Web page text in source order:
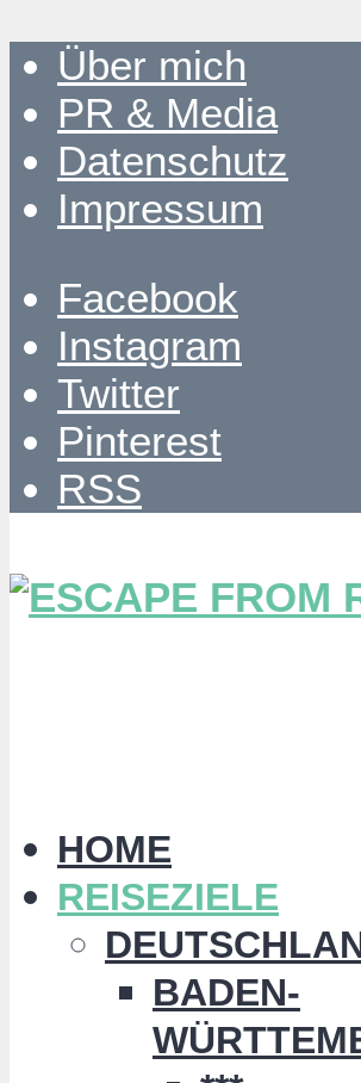
Über mich
PR & Media
Datenschutz
Impressum
Facebook
Instagram
Twitter
Pinterest
RSS
HOME
REISEZIELE
BADEN-